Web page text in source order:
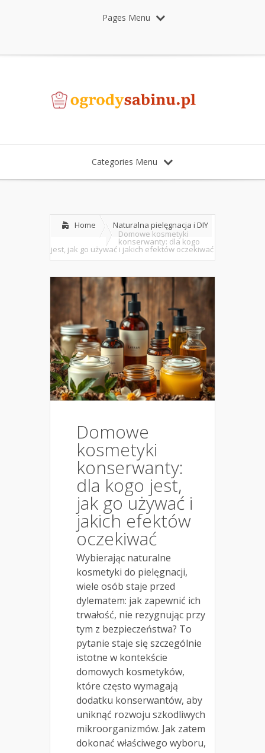
Pages Menu
Categories Menu
Home
Naturalna pielęgnacja i DIY
Domowe kosmetyki
konserwanty: dla kogo
jest, jak go używać i jakich efektów oczekiwać
Domowe
kosmetyki
konserwanty:
dla kogo jest,
jak go używać i
jakich efektów
oczekiwać
Wybierając naturalne
kosmetyki do pielęgnacji,
wiele osób staje przed
dylematem: jak zapewnić ich
trwałość, nie rezygnując przy
tym z bezpieczeństwa? To
pytanie staje się szczególnie
istotne w kontekście
domowych kosmetyków,
które często wymagają
dodatku konserwantów, aby
uniknąć rozwoju szkodliwych
mikroorganizmów. Jak zatem
dokonać właściwego wyboru,